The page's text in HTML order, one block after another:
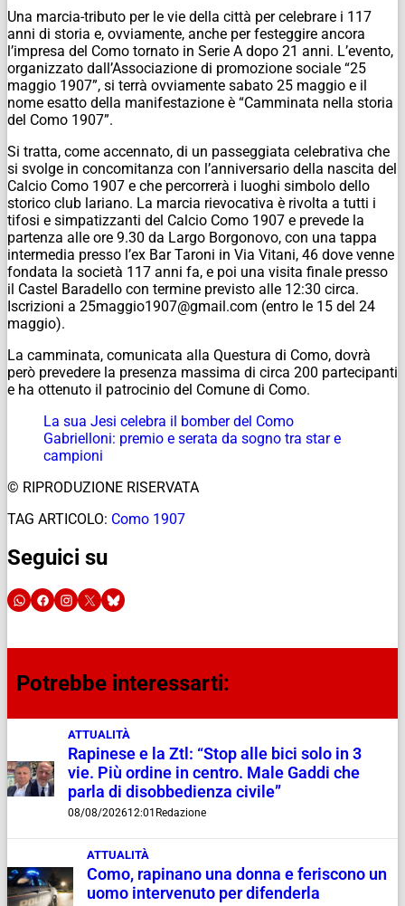
Una marcia-tributo per le vie della città per celebrare i 117
anni di storia e, ovviamente, anche per festeggire ancora
l’impresa del Como tornato in Serie A dopo 21 anni. L’evento,
organizzato dall’Associazione di promozione sociale “25
maggio 1907”, si terrà ovviamente sabato 25 maggio e il
nome esatto della manifestazione è “Camminata nella storia
del Como 1907”.
Si tratta, come accennato, di un passeggiata celebrativa che
si svolge in concomitanza con l’anniversario della nascita del
Calcio Como 1907 e che percorrerà i luoghi simbolo dello
storico club lariano. La marcia rievocativa è rivolta a tutti i
tifosi e simpatizzanti del Calcio Como 1907 e prevede la
partenza alle ore 9.30 da Largo Borgonovo, con una tappa
intermedia presso l’ex Bar Taroni in Via Vitani, 46 dove venne
fondata la società 117 anni fa, e poi una visita finale presso
il Castel Baradello con termine previsto alle 12:30 circa.
Iscrizioni a 25maggio1907@gmail.com (entro le 15 del 24
maggio).
La camminata, comunicata alla Questura di Como, dovrà
però prevedere la presenza massima di circa 200 partecipanti
e ha ottenuto il patrocinio del Comune di Como.
La sua Jesi celebra il bomber del Como
Gabrielloni: premio e serata da sogno tra star e
campioni
© RIPRODUZIONE RISERVATA
TAG ARTICOLO: Como 1907
Seguici su
Potrebbe interessarti:
ATTUALITÀ
Rapinese e la Ztl: “Stop alle bici solo in 3
vie. Più ordine in centro. Male Gaddi che
parla di disobbedienza civile”
08/08/202612:01 Redazione
ATTUALITÀ
Como, rapinano una donna e feriscono un
uomo intervenuto per difenderla